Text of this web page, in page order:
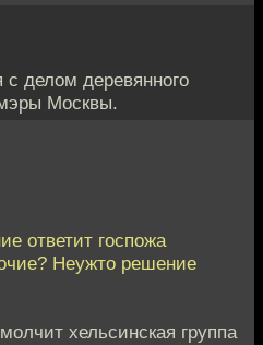
с делом деревянного
Москвы.
ответит госпожа
Неужто решение
хельсинская группа